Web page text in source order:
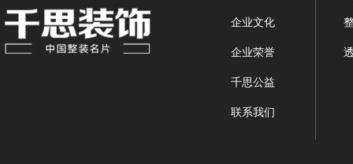
企业文化
企业荣誉
千思公益
联系我们